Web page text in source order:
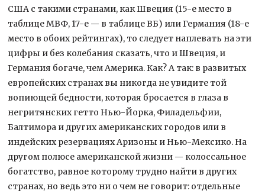
США с такими странами, как Швеция (15-е место в
таблице МВФ, 17-е — в таблице ВБ) или Германия (18-е
место в обоих рейтингах), то следует наплевать на эти
цифры и без колебания сказать, что и Швеция, и
Германия богаче, чем Америка. Как? А так: в развитых
европейских странах вы никогда не увидите той
вопиющей бедности, которая бросается в глаза в
негритянских гетто Нью-Йорка, Филадельфии,
Балтимора и других американских городов или в
индейских резервациях Аризоны и Нью-Мексико. На
другом полюсе американской жизни — колоссальное
богатство, равное которому трудно найти в других
странах, но ведь это ни о чем не говорит: отдельные